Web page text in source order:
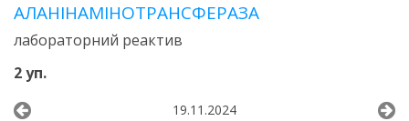
АЛАНІНАМІНОТРАНСФЕРАЗА
лабораторний реактив
2 уп.
19.11.2024